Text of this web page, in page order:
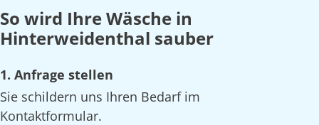
So wird Ihre Wäsche in
Hinterweidenthal sauber
1. Anfrage stellen
Sie schildern uns Ihren Bedarf im
Kontaktformular.